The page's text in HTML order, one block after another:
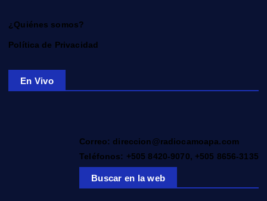
¿Quiénes somos?
Política de Privacidad
En Vivo
Correo: direccion@radiocamoapa.com
Teléfonos: +505 8420-9070, +505 8656-3135
Buscar en la web